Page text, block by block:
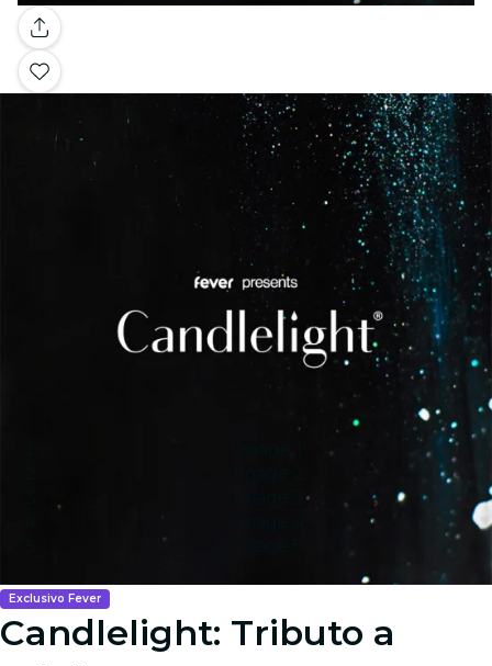
Galería
Exclusivo Fever
Candlelight: Tributo a